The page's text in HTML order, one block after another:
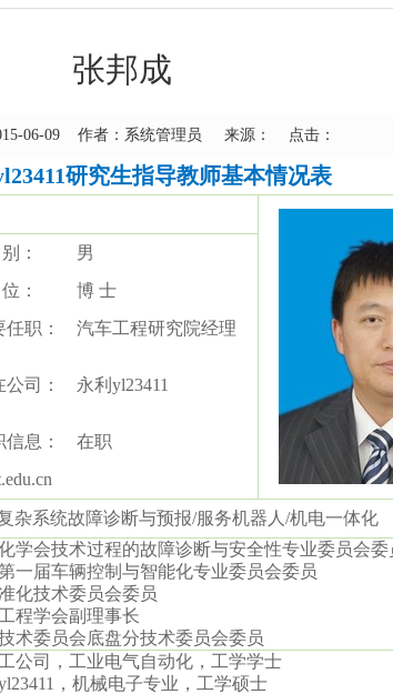
张邦成
06-09 作者：系统管理员 来源： 点击：
研究生指导教师基本情况表
别：
男
位： 博 士
任职： 汽车工程研究院经理
公司： 永利yl23411
信息：
在职
杂系统故障诊断与预报/服务机器人 /机电一体化
学会技术过程的故障诊断与安全性专业委员会委
一届车辆控制与智能化专业委员会委员
化技术委员会委员
程学会副理事长
术委员会底盘分技术委员会委员
公司，工业电气自动化，工学学士
，机械电子专业，工学硕士